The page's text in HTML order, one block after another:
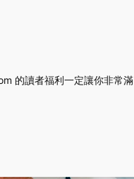
的讀者福利一定讓你非常滿